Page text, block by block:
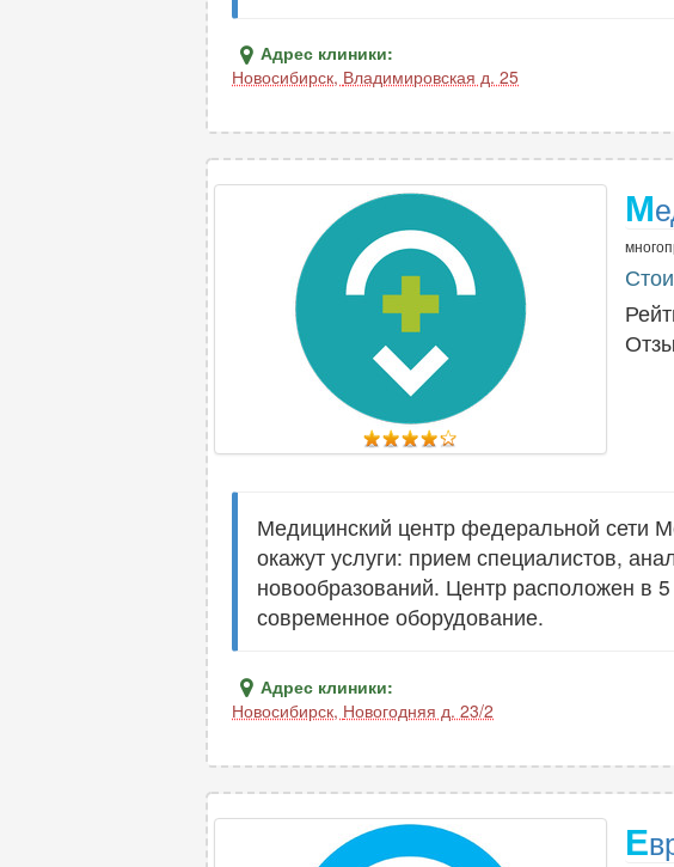
Адрес клиники:
Новосибирск, Владимировская д. 25
М
Медицинский центр федеральной сети
окажут услуги: прием специалистов,
новообразований. Центр расположен в
современное оборудование.
Адрес клиники:
Новосибирск, Новогодняя д. 23/2
Е